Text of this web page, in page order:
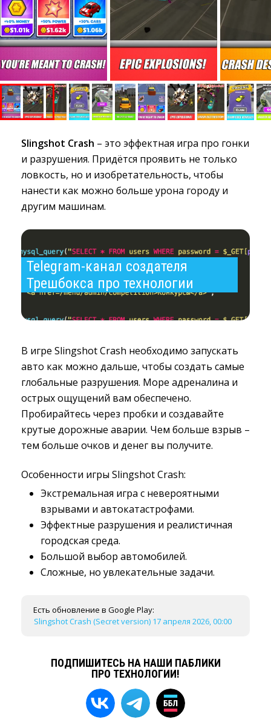
Slingshot Crash – это эффектная игра про гонки
и разрушения. Придётся проявить не только
ловкость, но и изобретательность, чтобы
нанести как можно больше урона городу и
другим машинам.
Telegram-канал создателя
Трешбокса про технологии
В игре Slingshot Crash необходимо запускать
авто как можно дальше, чтобы создать самые
глобальные разрушения. Море адреналина и
острых ощущений вам обеспечено.
Пробирайтесь через пробки и создавайте
крутые дорожные аварии. Чем больше взрыв –
тем больше очков и денег вы получите.
Особенности игры Slingshot Crash:
Экстремальная игра с невероятными
взрывами и автокатастрофами.
Эффектные разрушения и реалистичная
городская среда.
Большой выбор автомобилей.
Сложные, но увлекательные задачи.
Есть обновление в Google Play:
Slingshot Crash (Secret version) 17 апреля 2026, 00:00
ПОДПИШИТЕСЬ НА НАШИ ПАБЛИКИ
ПРО ТЕХНОЛОГИИ!